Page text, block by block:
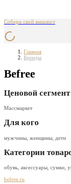
Собери свой вишлист
Главная
Бренды
Befree
Ценовой сегмент
Массмаркет
Для кого
мужчины, женщины, дети
Категории
обувь, аксессуары, сумки,
befree.ru